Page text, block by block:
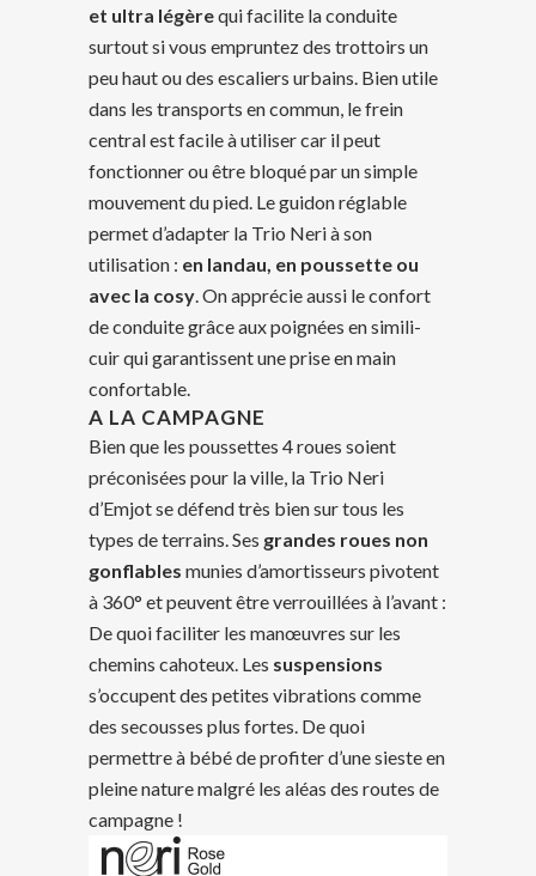
et ultra légèrequi facilite la conduite
surtout si vous empruntez des trottoirs un
peu haut ou des escaliers urbains. Bien utile
dans les transports en commun, le frein
central est facile à utiliser car il peut
fonctionner ou être bloqué par un simple
mouvement du pied. Le guidon réglable
permet d’adapter la Trio Neri à son
utilisation : en landau, en poussette ou
avec la cosy. On apprécie aussi le confort
de conduite grâce aux poignées en simili-
cuir qui garantissent une prise en main
confortable.
A LA CAMPAGNE
Bien que les poussettes 4 roues soient
préconisées pour la ville, la Trio Neri
d’Emjot se défend très bien sur tous les
types de terrains. Ses grandes roues non
gonflables munies d’amortisseurs pivotent
à 360° et peuvent être verrouillées à l’avant :
De quoi faciliter les manœuvres sur les
chemins cahoteux. Les suspensions
s’occupent des petites vibrations comme
des secousses plus fortes. De quoi
permettre à bébé de profiter d’une sieste en
pleine nature malgré les aléas des routes de
campagne !